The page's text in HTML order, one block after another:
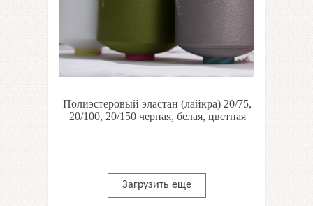
Полиэстеровый эластан (лайкра) 20/75,
20/100, 20/150 черная, белая, цветная
Загрузить еще